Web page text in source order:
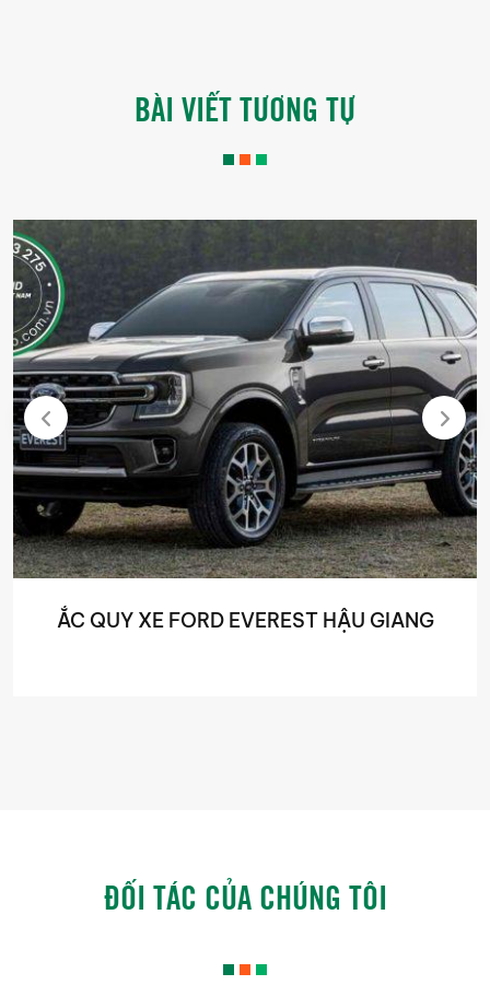
BÀI VIẾT TƯƠNG TỰ
ẮC QUY XE FORD EVEREST HẬU GIANG
ĐỐI TÁC CỦA CHÚNG TÔI